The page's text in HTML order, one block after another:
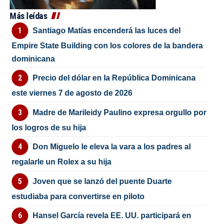
Más leídas
Santiago Matías encenderá las luces del
Empire State Building con los colores de la bandera
dominicana
Precio del dólar en la República Dominicana
este viernes 7 de agosto de 2026
Madre de Marileidy Paulino expresa orgullo por
los logros de su hija
Don Miguelo le eleva la vara a los padres al
regalarle un Rolex a su hija
Joven que se lanzó del puente Duarte
estudiaba para convertirse en piloto
Hansel García revela EE. UU. participará en